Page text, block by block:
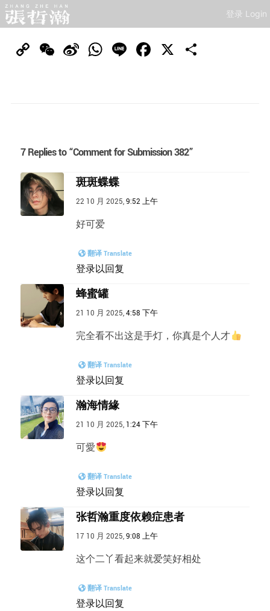
登录 Login
CopyWeChat
SinaWhatsApp
Line Facebook
X
7 Replies to “Comment for Submission 382”
斑斑蝶蝶
22 10 月 2025,9:52 上午
好可爱
翻译 Translate
登录以回复
蜂蜜罐
21 10 月 2025,4:58 下午
完全看不出这是手灯，你真是个人才
翻译 Translate
登录以回复
瀚海情緣
21 10 月 2025, 1:24 下午
可愛
翻译 Translate
登录以回复
张哲瀚重度依赖症患者
17 10 月 2025,9:08 上午
这个二丫看起来就爱笑好相处
翻译 Translate
登录以回复